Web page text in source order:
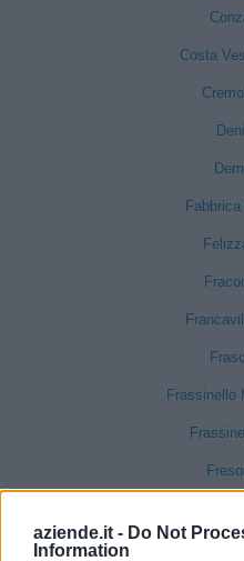
aziende.it - Do Not
Information
Costa
Frassinello
Fubine